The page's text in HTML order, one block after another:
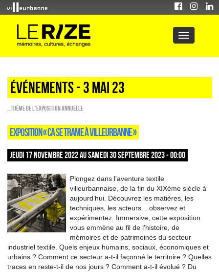
Événements - 3 Mai 23
_Thème de l'exposition annuelle
EXPOSITION « CA SE TRAME À VILLEURBANNE »
JEUDI 17 NOVEMBRE 2022 AU SAMEDI 30 SEPTEMBRE 2023 - 00:00
Plongez dans l'aventure textile
villeurbannaise, de la fin du XIXème siècle à
aujourd’hui. Découvrez les matières, les
techniques, les acteurs... observez et
expérimentez. Immersive, cette exposition
vous emmène au fil de l'histoire, de
mémoires et de patrimoines du secteur
industriel textile. Quels enjeux humains, sociaux, économiques et
urbains ? Comment ce secteur a-t-il façonné le territoire ? Quelles
traces en reste-t-il de nos jours ? Comment a-t-il évolué ? Du